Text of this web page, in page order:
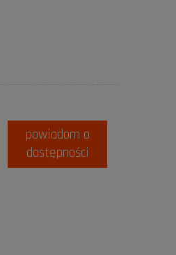
powiadom o
dostępności